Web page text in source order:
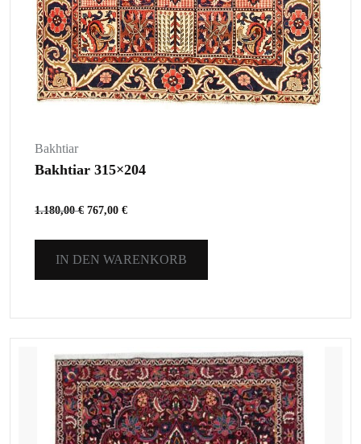
Bakhtiar
Bakhtiar 315×204
1.180,00€ 767,00 €
IN DEN WARENKORB